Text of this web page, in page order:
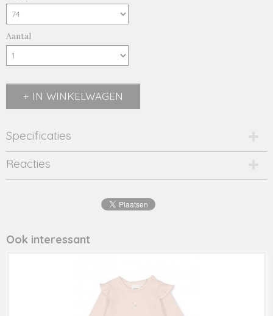
Aantal
IN WINKELWAGEN
Specificaties
Productcode
1871-10583
Reacties
Ook interessant